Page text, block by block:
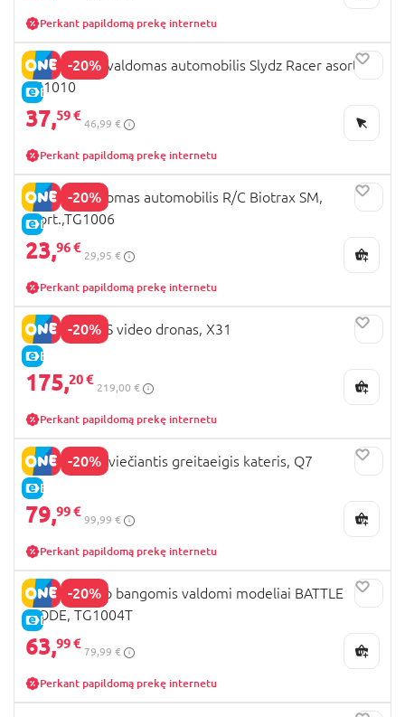
Perkant papildomą prekę internetu
-20%
E-KAINA
REVOLT R/C valdomas automobilis Slydz Racer asort.,
TG1010
37,59 €
46,99 €
Perkant papildomą prekę internetu
-20%
E-KAINA
REVOLT valdomas automobilis R/C Biotrax SM,
asort.,TG1006
23,96 €
29,95 €
Perkant papildomą prekę internetu
-20%
E-KAINA
SYMA RC GPS video dronas, X31
175,20 €
219,00 €
Perkant papildomą prekę internetu
-20%
E-KAINA
REVOLT RC Šviečiantis greitaeigis kateris, Q7
79,99 €
99,99 €
Perkant papildomą prekę internetu
-20%
E-KAINA
REVOLT radio bangomis valdomi modeliai BATTLE
MODE, TG1004T
63,99 €
79,99 €
Perkant papildomą prekę internetu